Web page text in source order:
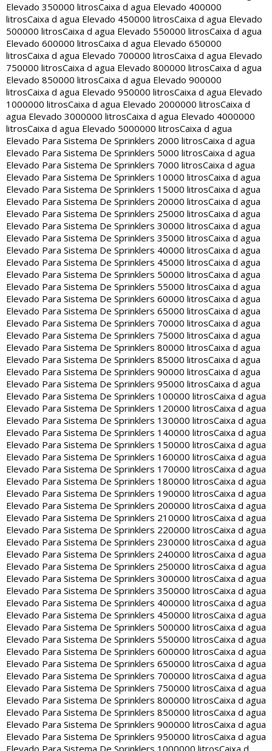
Elevado 350000 litrosCaixa d agua Elevado 400000
litrosCaixa d agua Elevado 450000 litrosCaixa d agua Elevado
500000 litrosCaixa d agua Elevado 550000 litrosCaixa d agua
Elevado 600000 litrosCaixa d agua Elevado 650000
litrosCaixa d agua Elevado 700000 litrosCaixa d agua Elevado
750000 litrosCaixa d agua Elevado 800000 litrosCaixa d agua
Elevado 850000 litrosCaixa d agua Elevado 900000
litrosCaixa d agua Elevado 950000 litrosCaixa d agua Elevado
1000000 litrosCaixa d agua Elevado 2000000 litrosCaixa d
agua Elevado 3000000 litrosCaixa d agua Elevado 4000000
litrosCaixa d agua Elevado 5000000 litrosCaixa d agua
Elevado Para Sistema De Sprinklers 2000 litrosCaixa d agua
Elevado Para Sistema De Sprinklers 5000 litrosCaixa d agua
Elevado Para Sistema De Sprinklers 7000 litrosCaixa d agua
Elevado Para Sistema De Sprinklers 10000 litrosCaixa d agua
Elevado Para Sistema De Sprinklers 15000 litrosCaixa d agua
Elevado Para Sistema De Sprinklers 20000 litrosCaixa d agua
Elevado Para Sistema De Sprinklers 25000 litrosCaixa d agua
Elevado Para Sistema De Sprinklers 30000 litrosCaixa d agua
Elevado Para Sistema De Sprinklers 35000 litrosCaixa d agua
Elevado Para Sistema De Sprinklers 40000 litrosCaixa d agua
Elevado Para Sistema De Sprinklers 45000 litrosCaixa d agua
Elevado Para Sistema De Sprinklers 50000 litrosCaixa d agua
Elevado Para Sistema De Sprinklers 55000 litrosCaixa d agua
Elevado Para Sistema De Sprinklers 60000 litrosCaixa d agua
Elevado Para Sistema De Sprinklers 65000 litrosCaixa d agua
Elevado Para Sistema De Sprinklers 70000 litrosCaixa d agua
Elevado Para Sistema De Sprinklers 75000 litrosCaixa d agua
Elevado Para Sistema De Sprinklers 80000 litrosCaixa d agua
Elevado Para Sistema De Sprinklers 85000 litrosCaixa d agua
Elevado Para Sistema De Sprinklers 90000 litrosCaixa d agua
Elevado Para Sistema De Sprinklers 95000 litrosCaixa d agua
Elevado Para Sistema De Sprinklers 100000 litrosCaixa d agua
Elevado Para Sistema De Sprinklers 120000 litrosCaixa d agua
Elevado Para Sistema De Sprinklers 130000 litrosCaixa d agua
Elevado Para Sistema De Sprinklers 140000 litrosCaixa d agua
Elevado Para Sistema De Sprinklers 150000 litrosCaixa d agua
Elevado Para Sistema De Sprinklers 160000 litrosCaixa d agua
Elevado Para Sistema De Sprinklers 170000 litrosCaixa d agua
Elevado Para Sistema De Sprinklers 180000 litrosCaixa d agua
Elevado Para Sistema De Sprinklers 190000 litrosCaixa d agua
Elevado Para Sistema De Sprinklers 200000 litrosCaixa d agua
Elevado Para Sistema De Sprinklers 210000 litrosCaixa d agua
Elevado Para Sistema De Sprinklers 220000 litrosCaixa d agua
Elevado Para Sistema De Sprinklers 230000 litrosCaixa d agua
Elevado Para Sistema De Sprinklers 240000 litrosCaixa d agua
Elevado Para Sistema De Sprinklers 250000 litrosCaixa d agua
Elevado Para Sistema De Sprinklers 300000 litrosCaixa d agua
Elevado Para Sistema De Sprinklers 350000 litrosCaixa d agua
Elevado Para Sistema De Sprinklers 400000 litrosCaixa d agua
Elevado Para Sistema De Sprinklers 450000 litrosCaixa d agua
Elevado Para Sistema De Sprinklers 500000 litrosCaixa d agua
Elevado Para Sistema De Sprinklers 550000 litrosCaixa d agua
Elevado Para Sistema De Sprinklers 600000 litrosCaixa d agua
Elevado Para Sistema De Sprinklers 650000 litrosCaixa d agua
Elevado Para Sistema De Sprinklers 700000 litrosCaixa d agua
Elevado Para Sistema De Sprinklers 750000 litrosCaixa d agua
Elevado Para Sistema De Sprinklers 800000 litrosCaixa d agua
Elevado Para Sistema De Sprinklers 850000 litrosCaixa d agua
Elevado Para Sistema De Sprinklers 900000 litrosCaixa d agua
Elevado Para Sistema De Sprinklers 950000 litrosCaixa d agua